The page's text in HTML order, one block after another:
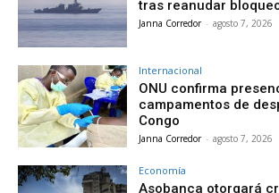
tras reanudar
Janna Corredor - agosto 7, 2026
Internacional
ONU confirma
campamentos de
Congo
Janna Corredor - agosto 7, 2026
Economía
Asobanca otorgará